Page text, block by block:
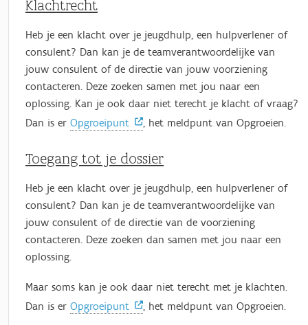
Klachtrecht
Heb je een klacht over je jeugdhulp, een hulpverlener of
consulent? Dan kan je de teamverantwoordelijke van
jouw consulent of de directie van jouw voorziening
contacteren. Deze zoeken samen met jou naar een
oplossing. Kan je ook daar niet terecht je klacht of vraag?
Dan is er Opgroeipunt , het meldpunt van Opgroeien.
Toegang tot je dossier
Heb je een klacht over je jeugdhulp, een hulpverlener of
consulent? Dan kan je de teamverantwoordelijke van
jouw consulent of de directie van de voorziening
contacteren. Deze zoeken dan samen met jou naar een
oplossing.
Maar soms kan je ook daar niet terecht met je klachten.
Dan is er Opgroeipunt , het meldpunt van Opgroeien.